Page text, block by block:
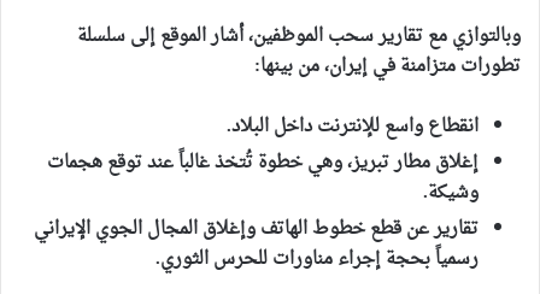
وبالتوازي مع تقارير سحب الموظفين، أشار الموقع إلى سلسلة
تطورات متزامنة في إيران، من بينها:
انقطاع واسع للإنترنت داخل البلاد.
إغلاق مطار تبريز، وهي خطوة تُتخذ غالباً عند توقع هجمات
وشيكة.
تقارير عن قطع خطوط الهاتف وإغلاق المجال الجوي الإيراني
رسمياً بحجة إجراء مناورات للحرس الثوري.